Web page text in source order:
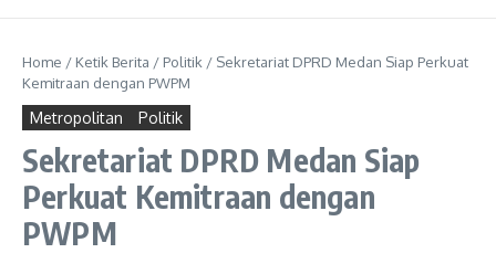
Home / Ketik Berita / Politik / Sekretariat DPRD Medan Siap Perkuat
Kemitraan dengan PWPM
Metropolitan Politik
Sekretariat DPRD Medan Siap
Perkuat Kemitraan dengan
PWPM